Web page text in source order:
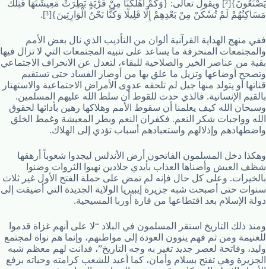
يَصْنَعُونَ}[²] ويقول تعالى: {وَكَمْ أَهْلَكْنَا مِنْ قَرْيَةٍ بَطِرَتْ مَعِيشَتَهَا فَتِلْكَ
مَسَاكِنُهُمْ لَمْ تُسْكَنْ مِنْ بَعْدِهِمْ إِلَّا قَلِيلًا وَكُنَّا نَحْنُ الْوَارِثِينَ}[³].
ففي منهج الهداية القرآنية ألوان من التأديب الذي نال بعض الأمم
والمجتمعات المنحرفة ما يساعد على تنبيه المجتمعات التي لا تزال فيها
بقية من عناصر الخير والصلاحية للبقاء، لتعدل عن الانحراف الاجتماعي
وتصحح أوضاعها وتزيل ما علق بها من أوضار الفساد حتى تستقيم
قناتها أو يتولد منها جيل لم تلحقه عدوى الأمراض الاجتماعية والاستهتار
بالقيم الإنسانية. فالذي حدث للقوط أن سلط الله عليهم المسلمين.
وسبحان الله كيف يعلمنا أن سقوط الأمم وهلاكها رهين بأدائها لحقوق
الله وواجبات شكر النعم. فكفران النعم وبطر المعيشة وغمط الخلق
واضطهادهم وإذلالهم واستعبادهم أسباب تؤدي إلى الهلاك.
وهكذا دخل المسلمون الفاتحون أرض الأندلس ليجدوا شعوباً أرهقها
شظف العيش وأضناها العذاب بأيدي جلادين نهبوا الثروات وضنوا
بالخيرات. وعلى كل حال فإنه لم تمض على حملة الفتح الأول غير ثلاث
سنوات حتى أصبحت شبه جزيرة إيبيريا الولاية الجديدة التي أضيفت إلى
دولة الإسلام بعد اقتطاعها من قارة أوربا المسيحية.
ومنذ ذلك التاريخ استقر المسلمون في البلاد “لا على أنهم غزاة قدموا
للغنيمة ومن ثم فهم ينوون العودة إلى مواطنهم، وإنما هم نواة لمجتمع
وليد، وفاتحة لعصر جديد تغير به وجه التاريخ”، فدانت لهم معظم شبه
الجزيرة وهي تفتح بسلام وأمان، كما أعيد للشعب كرامته وحياته برفع